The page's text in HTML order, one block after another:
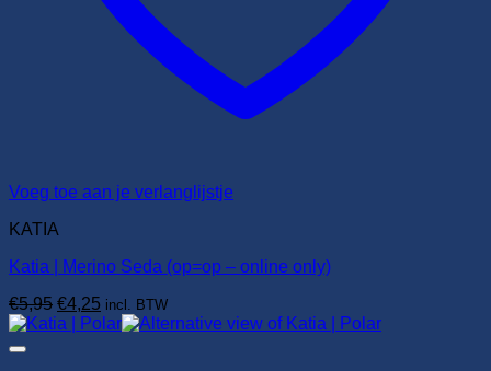
Voeg toe aan je verlanglijstje
KATIA
Katia | Merino Seda (op=op – online only)
€5,95 Oorspronkelijke
prijs
€4,25 Huidige
prijs
incl. BTW